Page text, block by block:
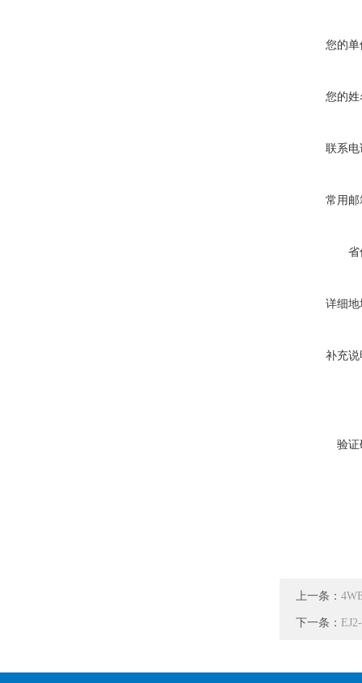
您的
您的
联系
常用
省
详细
补充
验
上一条：
下一条：